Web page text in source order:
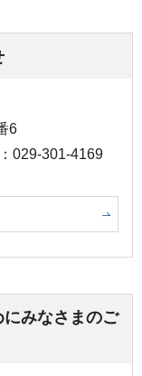
6
029-301-4169
みなさまのご